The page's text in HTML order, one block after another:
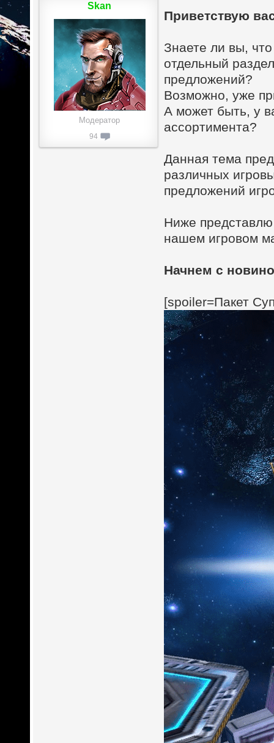
Приветствую
Знаете ли вы,
отдельный
предложений?
Возможно, уже
А может быть, у
ассортимента?
Данная тема
различных
предложений
Ниже
нашем игровом
Начнем с
[spoiler=Пакет
Skan
Модератор
94